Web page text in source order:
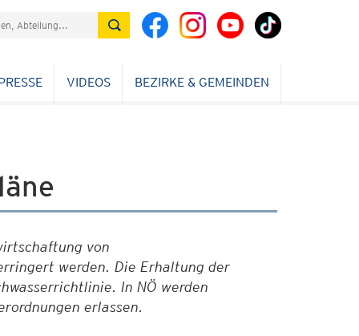
VIDEOS BEZIRKE & GEMEINDEN
von
werden. Die Erhaltung der
In NÖ werden
erlassen.